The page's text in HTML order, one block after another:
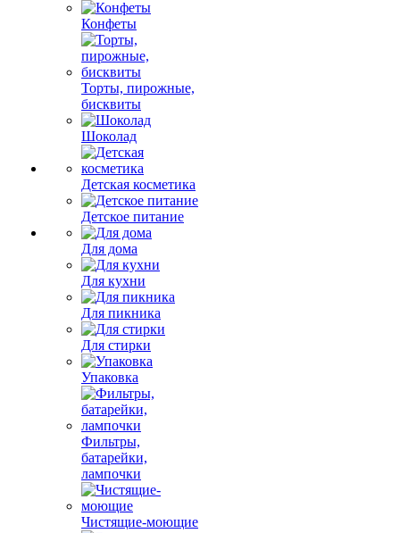
Конфеты
Торты, пирожные,
бисквиты
Шоколад
Детская косметика
Детское питание
Для дома
Для кухни
Для пикника
Для стирки
Упаковка
Фильтры,
батарейки,
лампочки
Чистящие-моющие